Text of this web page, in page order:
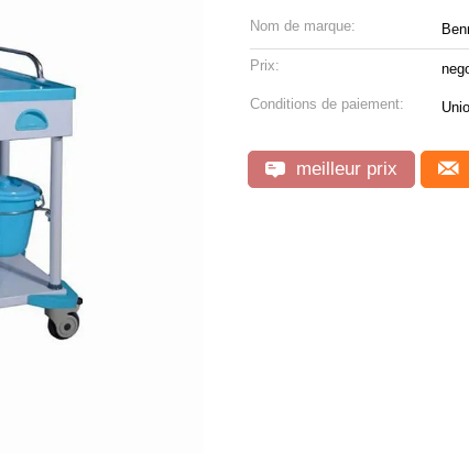
Nom de marque:
Prix:
Conditions de paiement:
meilleur prix